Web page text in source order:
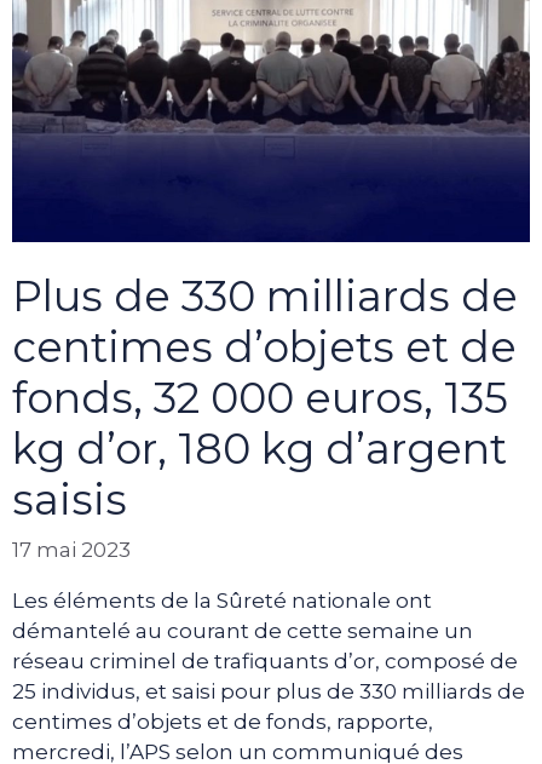
Plus de 330 milliards de
centimes d’objets et de
fonds, 32 000 euros, 135
kg d’or, 180 kg d’argent
saisis
17 mai 2023
Les éléments de la Sûreté nationale ont
démantelé au courant de cette semaine un
réseau criminel de trafiquants d’or, composé de
25 individus, et saisi pour plus de 330 milliards de
centimes d’objets et de fonds, rapporte,
mercredi, l’APS selon un communiqué des